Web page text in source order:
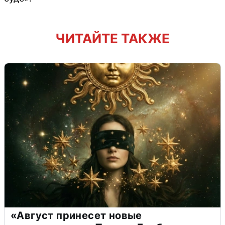
ЧИТАЙТЕ ТАКЖЕ
«Август принесет новые